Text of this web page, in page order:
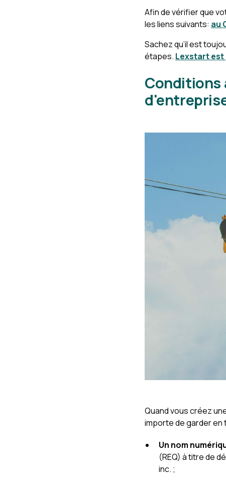
Afin de vérifier que
les liens suivants: au
Sachez qu’il est
étapes. Lexstart est
Conditions
Quand vous créez
importe de garder en
Un nom
(REQ) à titre de
inc. ;